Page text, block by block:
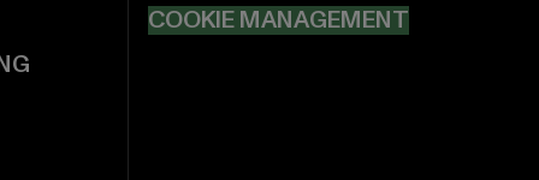
COOKIE MANAGEMENT